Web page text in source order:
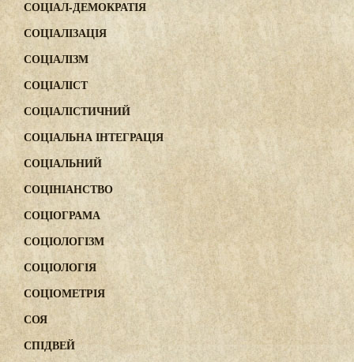
СОЦІАЛ-ДЕМОКРАТІЯ
СОЦІАЛІЗАЦІЯ
СОЦІАЛІЗМ
СОЦІАЛІСТ
СОЦІАЛІСТИЧНИЙ
СОЦІАЛЬНА ІНТЕГРАЦІЯ
СОЦІАЛЬНИЙ
СОЦІНІАНСТВО
СОЦІОГРАМА
СОЦІОЛОГІЗМ
СОЦІОЛОГІЯ
СОЦІОМЕТРІЯ
СОЯ
СПІДВЕЙ